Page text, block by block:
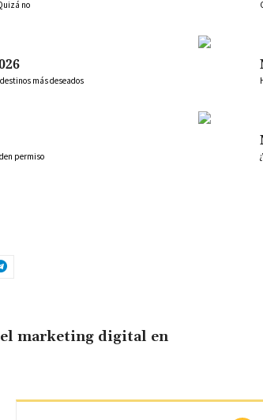
no
más deseados
permiso
marketing digital en